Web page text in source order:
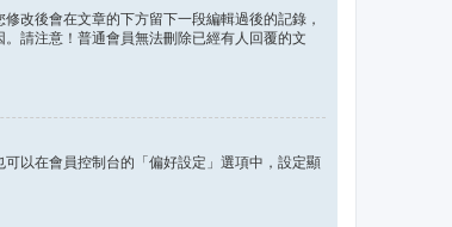
改後會在文章的下方留下一段編輯過後的記錄，
請注意！普通會員無法刪除已經有人回覆的文
可以在會員控制台的「偏好設定」選項中，設定顯